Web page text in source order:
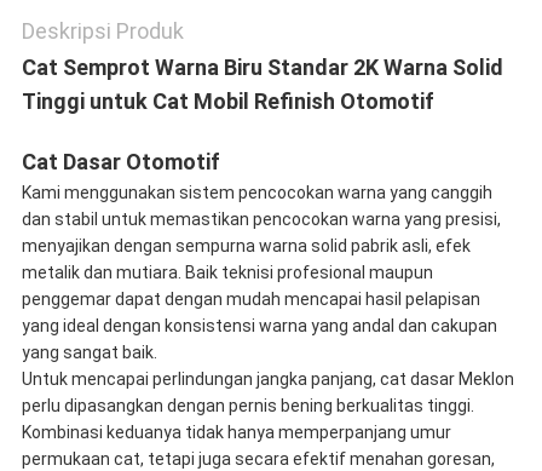
Deskripsi Produk
Cat Semprot Warna Biru Standar 2K Warna Solid
Tinggi untuk Cat Mobil Refinish Otomotif
Cat Dasar Otomotif
Kami menggunakan sistem pencocokan warna yang canggih
dan stabil untuk memastikan pencocokan warna yang presisi,
menyajikan dengan sempurna warna solid pabrik asli, efek
metalik dan mutiara. Baik teknisi profesional maupun
penggemar dapat dengan mudah mencapai hasil pelapisan
yang ideal dengan konsistensi warna yang andal dan cakupan
yang sangat baik.
Untuk mencapai perlindungan jangka panjang, cat dasar Meklon
perlu dipasangkan dengan pernis bening berkualitas tinggi.
Kombinasi keduanya tidak hanya memperpanjang umur
permukaan cat, tetapi juga secara efektif menahan goresan,